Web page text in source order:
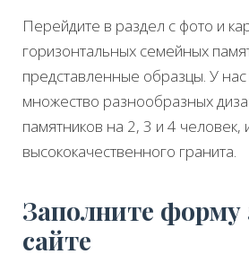
Перейдите в раздел с фото и
горизонтальных семейных
представленные образцы. У
множество разнообразных
памятников на 2, 3 и 4 человек,
высококачественного гранита.
Заполните форму
сайте